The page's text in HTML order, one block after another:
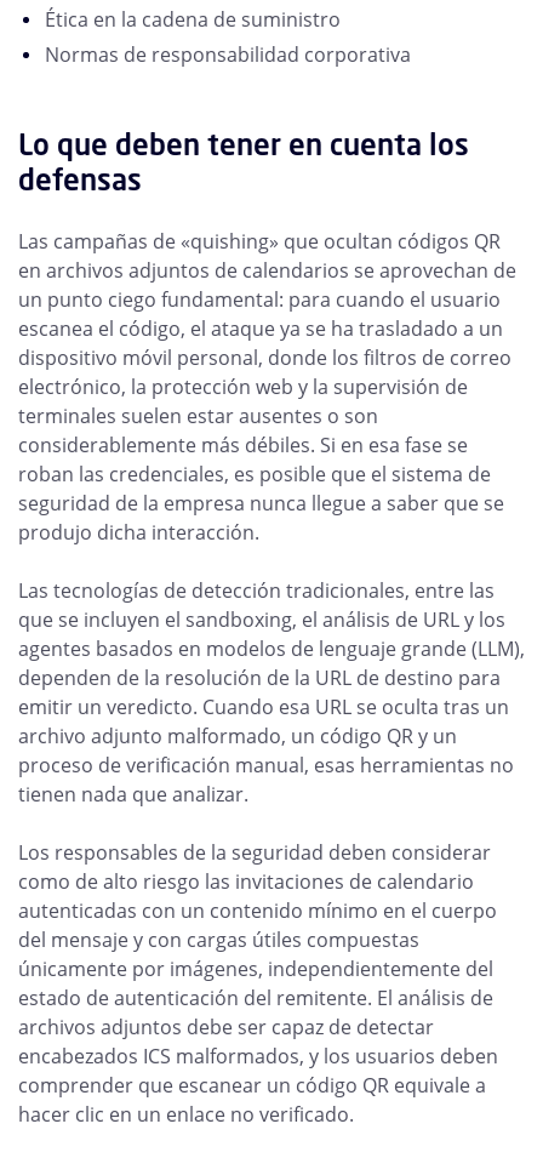
Ética en la cadena de suministro
Normas de responsabilidad corporativa
Lo que deben tener en cuenta los
defensas
Las campañas de «quishing» que ocultan códigos QR
en archivos adjuntos de calendarios se aprovechan de
un punto ciego fundamental: para cuando el usuario
escanea el código, el ataque ya se ha trasladado a un
dispositivo móvil personal, donde los filtros de correo
electrónico, la protección web y la supervisión de
terminales suelen estar ausentes o son
considerablemente más débiles. Si en esa fase se
roban las credenciales, es posible que el sistema de
seguridad de la empresa nunca llegue a saber que se
produjo dicha interacción.
Las tecnologías de detección tradicionales, entre las
que se incluyen el sandboxing, el análisis de URL y los
agentes basados en modelos de lenguaje grande (LLM),
dependen de la resolución de la URL de destino para
emitir un veredicto. Cuando esa URL se oculta tras un
archivo adjunto malformado, un código QR y un
proceso de verificación manual, esas herramientas no
tienen nada que analizar.
Los responsables de la seguridad deben considerar
como de alto riesgo las invitaciones de calendario
autenticadas con un contenido mínimo en el cuerpo
del mensaje y con cargas útiles compuestas
únicamente por imágenes, independientemente del
estado de autenticación del remitente. El análisis de
archivos adjuntos debe ser capaz de detectar
encabezados ICS malformados, y los usuarios deben
comprender que escanear un código QR equivale a
hacer clic en un enlace no verificado.